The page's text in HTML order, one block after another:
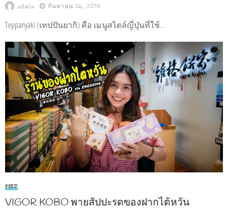
admin กันยายน 26, 2019
Teppanyaki (เทปปันยากิ) คือ เมนูสไตล์ญี่ปุ่นที่ใช้...
FOOD
VIGOR KOBO พายสัปปะรดของฝากไต้หวัน